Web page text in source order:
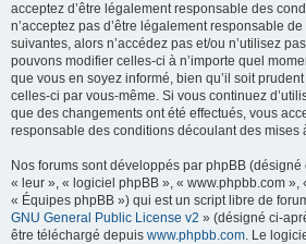
acceptez d’être légalement responsable des
n’acceptez pas d’être légalement responsable
suivantes, alors n’accédez pas et/ou n’utilisez
pouvons modifier celles-ci à n’importe quel
que vous en soyez informé, bien qu’il soit
celles-ci par vous-même. Si vous continuez
que des changements ont été effectués, vous
responsable des conditions découlant des mises
Nos forums sont développés par phpBB
« leur », « logiciel phpBB », « www.phpbb.com »,
« Équipes phpBB ») qui est un script libre de
GNU General Public License v2 » (désigné ci-
être téléchargé depuis www.phpbb.com. Le